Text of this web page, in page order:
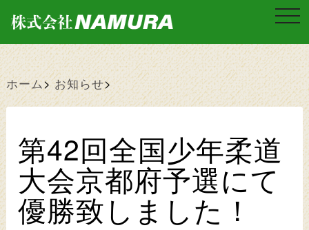
t
g
e
n
a
v
i
ホーム お知らせ
第42回全国少年柔道
大会京都府予選にて
優勝致しました！